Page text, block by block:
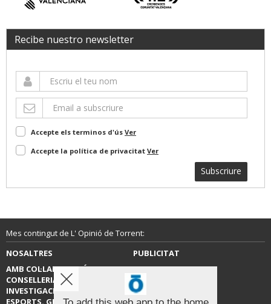
Recibe nuestro newsletter
Accepte els terminos d'ús Ver
Accepte la política de privacitat Ver
Subscriure
Mes contingut de L' Opinió de Torrent:
NOSALTRES
PUBLICITAT
AMB COL·LABORACIÓ DE LA
CONSELLERIA D’EDUCACIÓ,
INVESTIGACIÓ, CULTURA I
ESPORTS. GENERALITAT
CONTACTE